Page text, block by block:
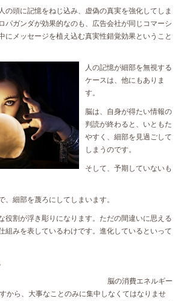
の頭に記憶をねじ込み、虚偽の真実を強化してしま
パガンダが効果的なのも、広告会社が同じコマーシ
にメッセージを植え込む真実性錯覚効果ということ
人の記憶が細部を無視する
ケースは、他にもありま
す。
脳は、自身が得たい情報の
判読が終わると、いともた
やすく、細部を見過ごして
しまうのです。
そして、予期していないも
、細部を蔑ろにしてしまいます。
役割が浮き彫りになります。ただの間違いに思える
組みを表しているわけです。進化しているといって
脳の消費エネルギー
から、大事なことのみに集中しなくてはなりませ